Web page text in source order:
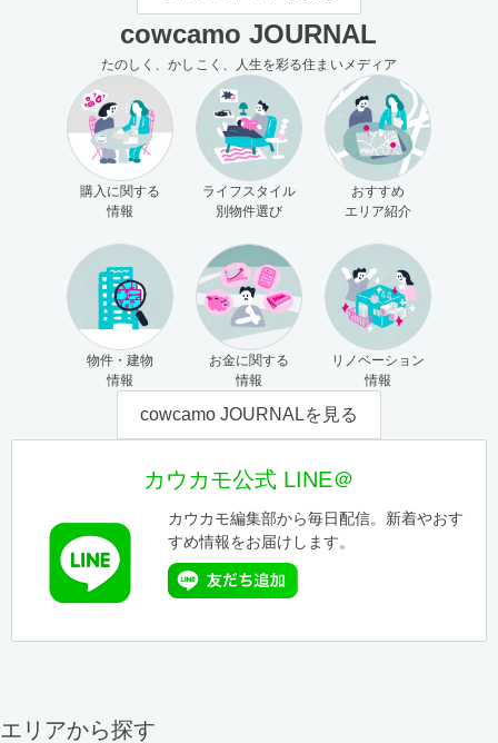
cowcamo JOURNAL
たのしく、かしこく、人生を彩る住まいメディア
購入に関する
情報
ライフスタイル
別物件選び
おすすめ
エリア紹介
物件・建物
情報
お金に関する
情報
リノベーション
情報
cowcamo JOURNALを見る
カウカモ公式 LINE＠
カウカモ編集部から毎日配信。新着やおす
すめ情報をお届けします。
エリアから探す